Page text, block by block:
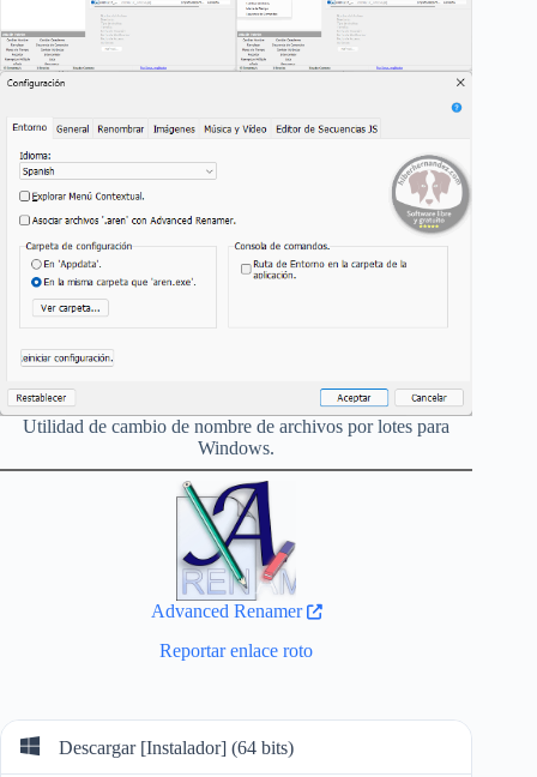
Utilidad de cambio de nombre de archivos por lotes para
Windows.
Advanced Renamer
Reportar enlace roto
Descargar [Instalador] (64 bits)